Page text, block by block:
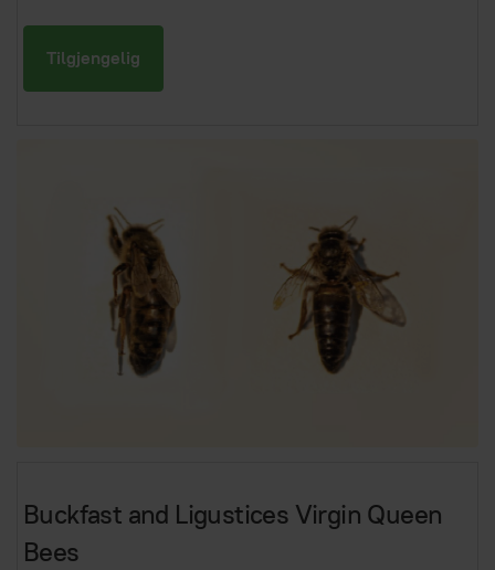
Tilgjengelig
Buckfast and Ligustices Virgin Queen
Bees